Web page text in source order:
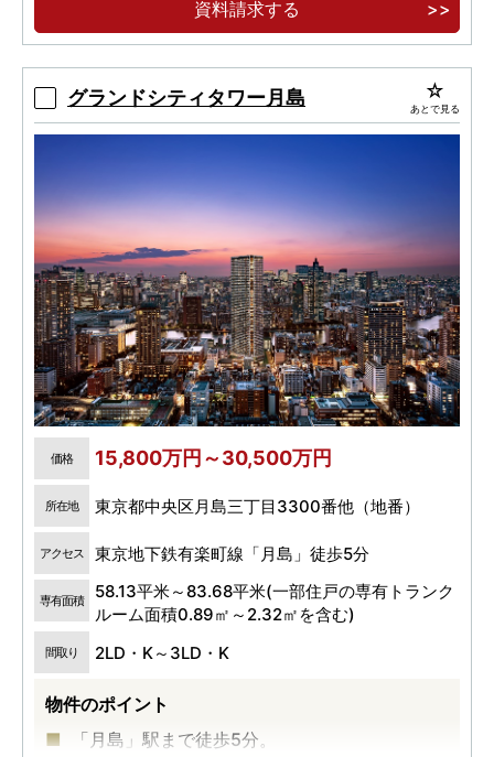
ーレジデンス。広大な敷地に緑豊かなランドスケ
ープ。
【実物見学可能】格調高いエントランスホール
と迎賓のグランドロビー、ホテルライクな内廊
資料請求する
グランドシティタワー月島 あとで見る
価格 15,800万円～30,500万円
所在地 東京都中央区月島三丁目3300番他（地番）
アクセス 東京地下鉄有楽町線「月島」徒歩5分
専有面積
58.13平米～83.68平米(一部住戸の専有トランク
ルーム面積0.89㎡～2.32㎡を含む)
間取り 2LD・K～3LD・K
物件のポイント
「月島」駅まで徒歩5分。